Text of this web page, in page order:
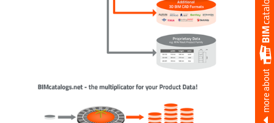
more about